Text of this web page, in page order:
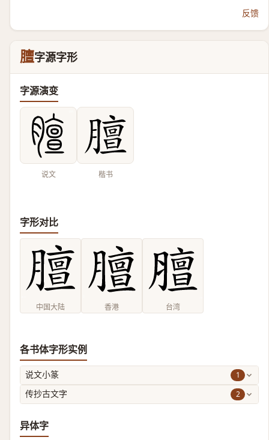
反馈
膻字源字形
字源演变
说文 楷书
字形对比
中国大陆 香港 台湾
各书体字形实例
说文小篆 1
传抄古文字 2
异体字